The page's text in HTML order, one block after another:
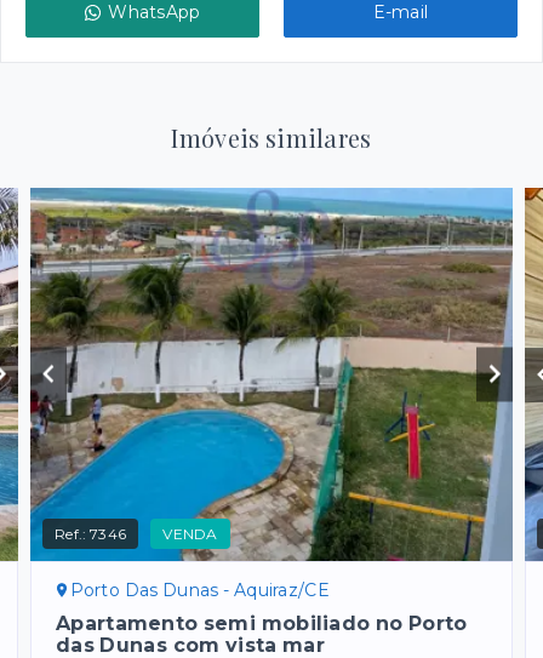
WhatsApp E-mail
Imóveis similares
Ref.:7346 VENDA
Porto Das Dunas - Aquiraz/CE
Apartamento semi mobiliado no Porto
das Dunas com vista mar